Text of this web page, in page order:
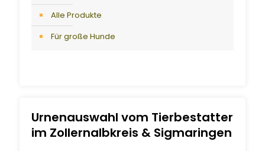
Alle Produkte
Für große Hunde
Urnenauswahl vom Tierbestatter
im Zollernalbkreis & Sigmaringen